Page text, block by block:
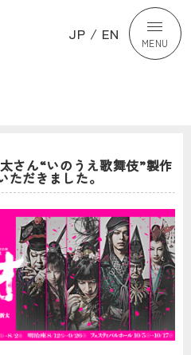
JP / EN MENU
さん“いのうえ歌舞伎”製作
ただきました。